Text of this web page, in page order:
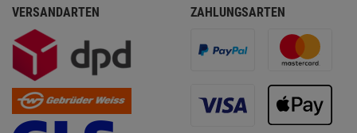
VERSANDARTEN ZAHLUNGSARTEN